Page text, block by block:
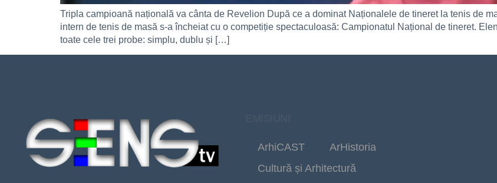
Tripla campioană națională va cânta de Revelion După ce a dominat Naționalele de tineret la tenis de
intern de tenis de masă s-a încheiat cu o competiție spectaculoasă: Campionatul Național de tineret.
toate cele trei probe: simplu, dublu și […]
ArhiCAST
ArHistoria
Cultură și Arhitectură